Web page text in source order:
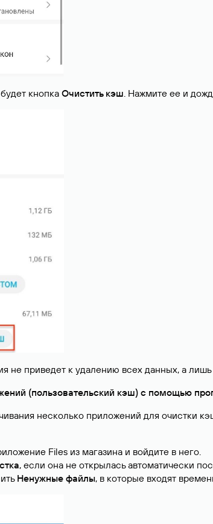
кнопкаОчистить кэш. Нажмите ее и
не приведет к удалению всех данных, а
(пользовательский кэш) с помощью
несколько приложений для очистки
Files из магазина и войдите в него.
, если она не открылась автоматически
Ненужные файлы, в которые входят